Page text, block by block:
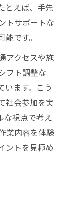
とえば、手先
トサポートな
です。
アクセスや施
フト調整な
います。こう
社会参加を実
な視点で考え
業内容を体験
ントを見極め